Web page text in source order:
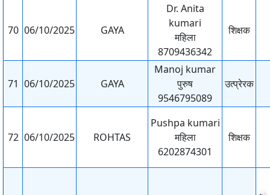
70 06/10/2025 GAYA
Dr. Anita
kumari
महिला
8709436342
शिक्षक
71 06/10/2025 GAYA
Manoj kumar
पुरुष
9546795089
उत्प्रेरक
72 06/10/2025 ROHTAS
Pushpa kumari
महिला
6202874301
शिक्षक